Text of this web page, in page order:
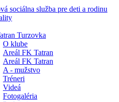
sociálna služba pre deti a rodinu
Turzovka
O klube
Areál FK Tatran
Areál FK Tatran
A - mužstvo
Tréneri
Videá
Fotogaléria